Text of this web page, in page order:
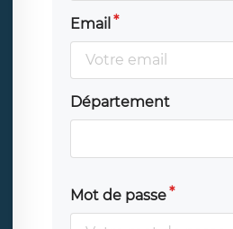
Email
Département
Mot de passe